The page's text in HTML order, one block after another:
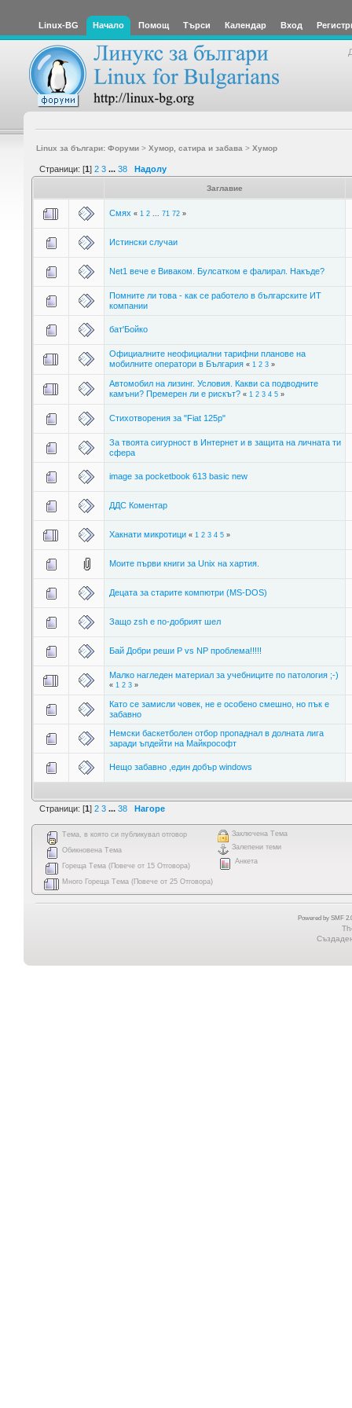
Linux-BG Начало Помощ Търси Календар Вход
Linux за българи: Форуми> Хумор, сатира и забава > Хумор
Страници: [1] 2 3 ... 38 Надолу
Заглавие
Смях « 1 2... 71 72»
Истински случаи
Net1 вече е Виваком. Булсатком е фалирал. Накъде?
Помните ли това - как се работело в българските ИТ
компании
бат'Бойко
Официалните неофициални тарифни планове на
мобилните оператори в България « 1 2 3»
Автомобил на лизинг. Условия. Какви са подводните
камъни? Премерен ли е рискът? « 1 2 3 4 5»
Стихотворения за "Fiat 125p"
За твоята сигурност в Интернет и в защита на личната ти
сфера
image за pocketbook 613 basic new
ДДС Коментар
Хакнати микротици « 1 2 3 4 5»
Моите първи книги за Unix на хартия.
Децата за старите компютри (MS-DOS)
Защо zsh е по-добрият шел
Бай Добри реши P vs NP проблема!!!!!
Малко нагледен материал за учебниците по патология ;-)
« 1 2 3»
Като се замисли човек, не е особено смешно, но пък е
забавно
Немски баскетболен отбор пропаднал в долната лига
заради ъпдейти на Майкрософт
Нещо забавно ,един добър windows
Страници: [1] 2 3 ... 38 Нагоре
Тема, в която си публикувал отговор
Обикновена Тема
Гореща Тема (Повече от 15 Отговора)
Много Гореща Тема (Повече от 25 Отговора)
Заключена Тема
Залепени теми
Анкета
Powered by SMF